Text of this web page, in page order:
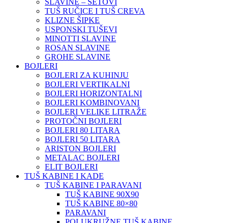
SLAVINE – SETOVI
TUŠ RUČICE I TUŠ CREVA
KLIZNE ŠIPKE
USPONSKI TUŠEVI
MINOTTI SLAVINE
ROSAN SLAVINE
GROHE SLAVINE
BOJLERI
BOJLERI ZA KUHINJU
BOJLERI VERTIKALNI
BOJLERI HORIZONTALNI
BOJLERI KOMBINOVANI
BOJLERI VELIKE LITRAŽE
PROTOČNI BOJLERI
BOJLERI 80 LITARA
BOJLERI 50 LITARA
ARISTON BOJLERI
METALAC BOJLERI
ELIT BOJLERI
TUŠ KABINE I KADE
TUŠ KABINE I PARAVANI
TUŠ KABINE 90X90
TUŠ KABINE 80×80
PARAVANI